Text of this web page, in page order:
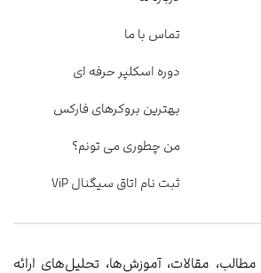
تماس با ما
دوره اسکلپر حرفه ای
بهترین بروکرهای فارکس
من چطوری می تونم؟
ثبت نام اتاق سیگنال ViP
مقالات، آموزش‌ها، تحلیل‌های ارائه